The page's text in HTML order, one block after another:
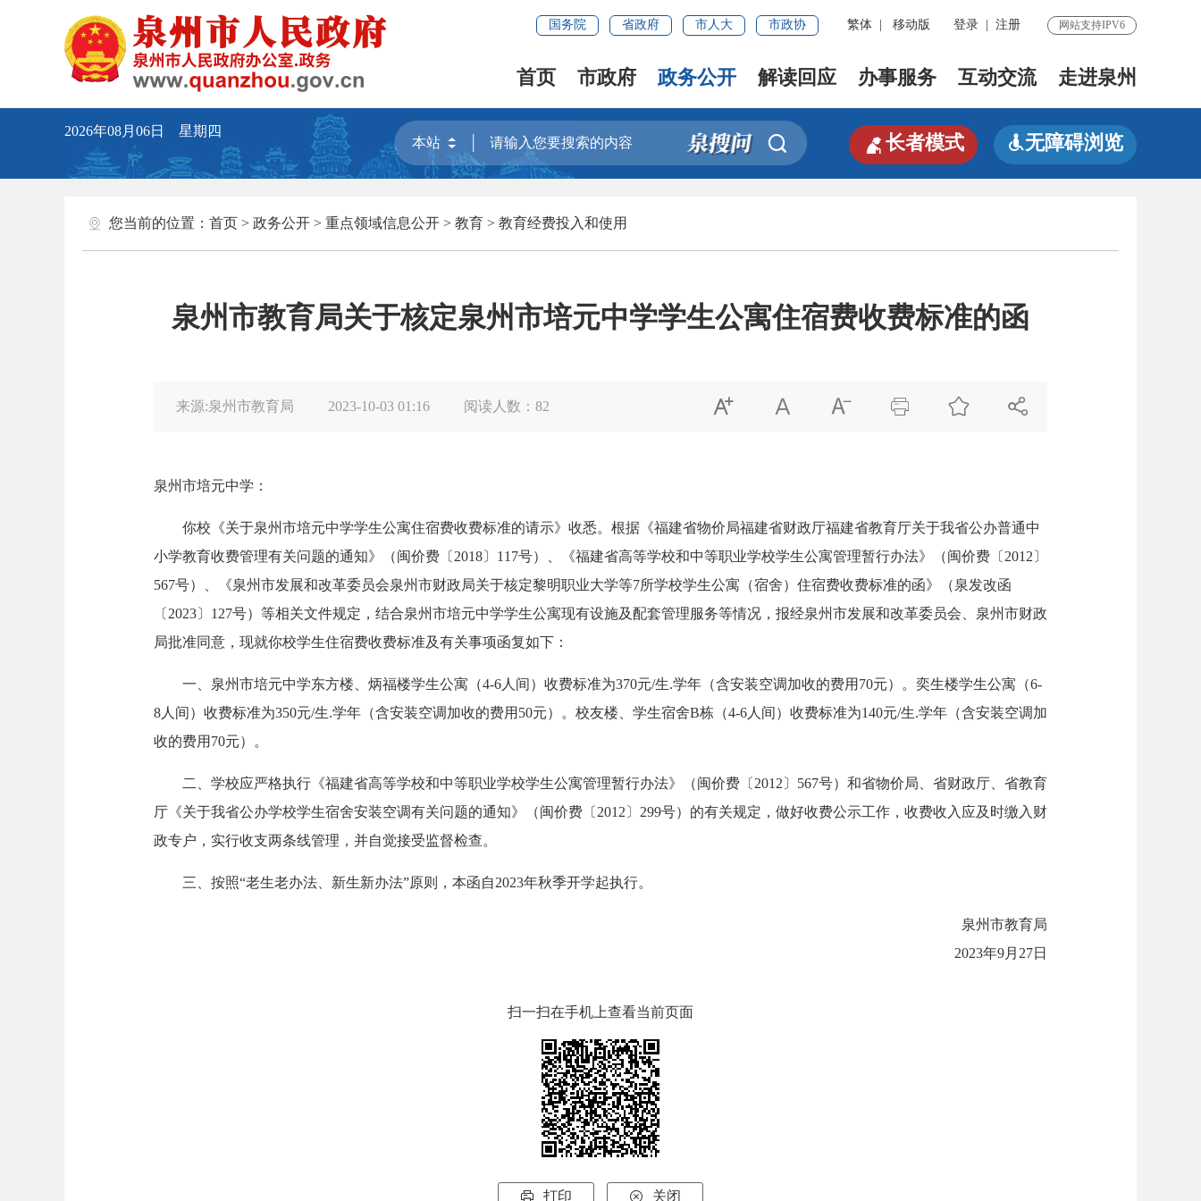
国务院 省政府 市人大 市政协 繁体 移动版 登录 注册 网站支持IPV6
首页 市政府 政务公开 解读回应 办事服务 互动交流 走进泉州
2026年08月06日 星期四
 长者模式 无障碍浏览
您当前的位置： 首页 > 政务公开 > 重点领域信息公开 > 教育 > 教育经费投入和使用
泉州市教育局关于核定泉州市培元中学学生公寓住宿费收费标准的函
来源:泉州市教育局 2023-10-03 01:16 阅读人数： 82      
泉州市培元中学：
你校《关于泉州市培元中学学生公寓住宿费收费标准的请示》收悉。根据《福建省物价局福建省财政厅福建省教育厅关于我省公办普通中
小学教育收费管理有关问题的通知》（闽价费〔2018〕117号）、《福建省高等学校和中等职业学校学生公寓管理暂行办法》（闽价费〔2012〕
567号）、《泉州市发展和改革委员会泉州市财政局关于核定黎明职业大学等7所学校学生公寓（宿舍）住宿费收费标准的函》（泉发改函
〔2023〕127号）等相关文件规定，结合泉州市培元中学学生公寓现有设施及配套管理服务等情况，报经泉州市发展和改革委员会、泉州市财政
局批准同意，现就你校学生住宿费收费标准及有关事项函复如下：
一、泉州市培元中学东方楼、炳福楼学生公寓（4-6人间）收费标准为370元/生.学年（含安装空调加收的费用70元）。奕生楼学生公寓（6-
8人间）收费标准为350元/生.学年（含安装空调加收的费用50元）。校友楼、学生宿舍B栋（4-6人间）收费标准为140元/生.学年（含安装空调加
收的费用70元）。
二、学校应严格执行《福建省高等学校和中等职业学校学生公寓管理暂行办法》（闽价费〔2012〕567号）和省物价局、省财政厅、省教育
厅《关于我省公办学校学生宿舍安装空调有关问题的通知》（闽价费〔2012〕299号）的有关规定，做好收费公示工作，收费收入应及时缴入财
政专户，实行收支两条线管理，并自觉接受监督检查。
三、按照“老生老办法、新生新办法”原则，本函自2023年秋季开学起执行。
泉州市教育局
2023年9月27日
扫一扫在手机上查看当前页面
 打印  关闭